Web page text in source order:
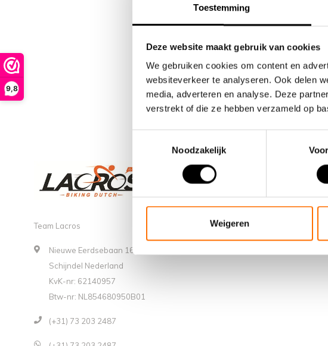
9,8
Toestemming
Deze website maakt gebruik van cookies
We gebruiken cookies om content en
websiteverkeer te analyseren. Ook delen
media, adverteren en analyse. Deze
verstrekt of die ze hebben verzameld op
Noodzakelijk
Weigeren
Team Lacros
Nieuwe Eerdsebaan 16, 5482 VS
Schijndel Nederland
KvK-nr: 62140957
Btw-nr: NL854680950B01
(+31) 73 203 2487